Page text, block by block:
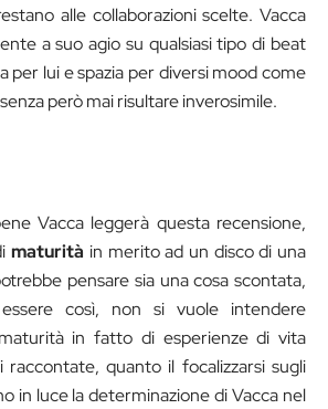
alle collaborazioni scelte. Vacca
a suo agio su qualsiasi tipo di beat
per lui e spazia per diversi mood come
però mai risultare inverosimile.
Vacca leggerà questa recensione,
maturità in merito ad un disco di una
pensare sia una cosa scontata,
così, non si vuole intendere
in fatto di esperienze di vita
raccontate, quanto il focalizzarsi sugli
in luce la determinazione di Vacca nel